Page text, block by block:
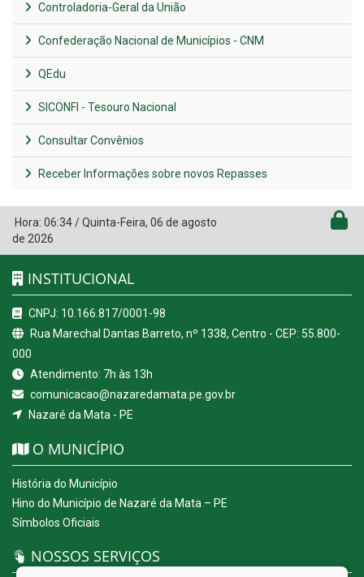
Controladoria-Geral da União
Confederação Nacional de Municípios - CNM
QEdu
SICONFI - Tesouro Nacional
Consultar Convênios
Receber Informações sobre novos Repasses
Hora: 06:34/Quinta-Feira, 06 de agosto
de 2026
INSTITUCIONAL
CNPJ: 10.166.817/0001-98
Rua Marechal Dantas Barreto, nº 1338, Centro - CEP: 55.800-
000
Atendimento: 7h às 13h
comunicacao@nazaredamata.pe.gov.br
Nazaré da Mata - PE
O MUNICÍPIO
História do Município
Hino do Município de Nazaré da Mata – PE
Símbolos Oficiais
NOSSOS SERVIÇOS